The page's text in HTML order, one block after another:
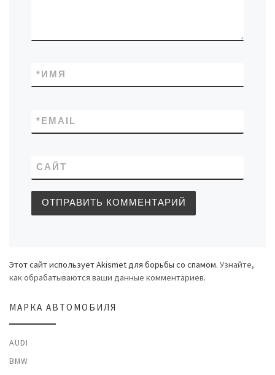
ИМЯ
*
EMAIL
*
САЙТ
Этот сайт использует Akismet для борьбы со спамом. Узнайте,
как обрабатываются ваши данные комментариев.
МАРКА АВТОМОБИЛЯ
AUDI
BMW